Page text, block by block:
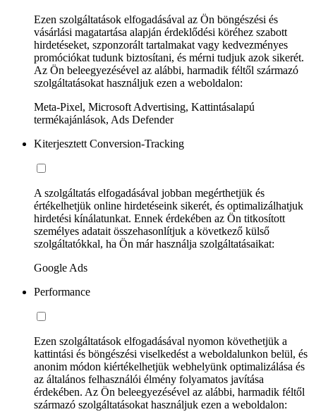
Ezen szolgáltatások elfogadásával az Ön böngészési és
vásárlási magatartása alapján érdeklődési köréhez szabott
hirdetéseket, szponzorált tartalmakat vagy kedvezményes
promóciókat tudunk biztosítani, és mérni tudjuk azok sikerét.
Az Ön beleegyezésével az alábbi, harmadik féltől származó
szolgáltatásokat használjuk ezen a weboldalon:
Meta-Pixel, Microsoft Advertising, Kattintásalapú
termékajánlások, Ads Defender
Kiterjesztett Conversion-Tracking
A szolgáltatás elfogadásával jobban megérthetjük és
értékelhetjük online hirdetéseink sikerét, és optimalizálhatjuk
hirdetési kínálatunkat. Ennek érdekében az Ön titkosított
személyes adatait összehasonlítjuk a következő külső
szolgáltatókkal, ha Ön már használja szolgáltatásaikat:
Google Ads
Performance
Ezen szolgáltatások elfogadásával nyomon követhetjük a
kattintási és böngészési viselkedést a weboldalunkon belül, és
anonim módon kiértékelhetjük webhelyünk optimalizálása és
az általános felhasználói élmény folyamatos javítása
érdekében. Az Ön beleegyezésével az alábbi, harmadik féltől
származó szolgáltatásokat használjuk ezen a weboldalon: